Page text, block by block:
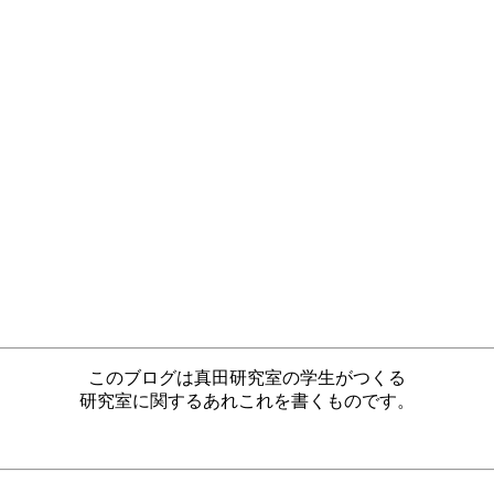
このブログは真田研究室の学生がつくる
研究室に関するあれこれを書くものです。